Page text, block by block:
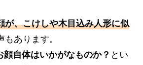
が、こけしや木目込み人形に似
もあります。
顔自体はいかがなものか？ とい